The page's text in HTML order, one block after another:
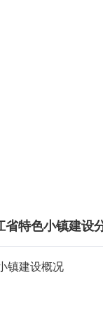
特色小镇建设
镇建设概况